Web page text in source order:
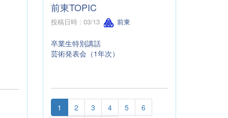
前東TOPIC
投稿日時 : 03/13 前東
卒業生特別講話
芸術発表会（1年次）
1 2 3 4 5
6